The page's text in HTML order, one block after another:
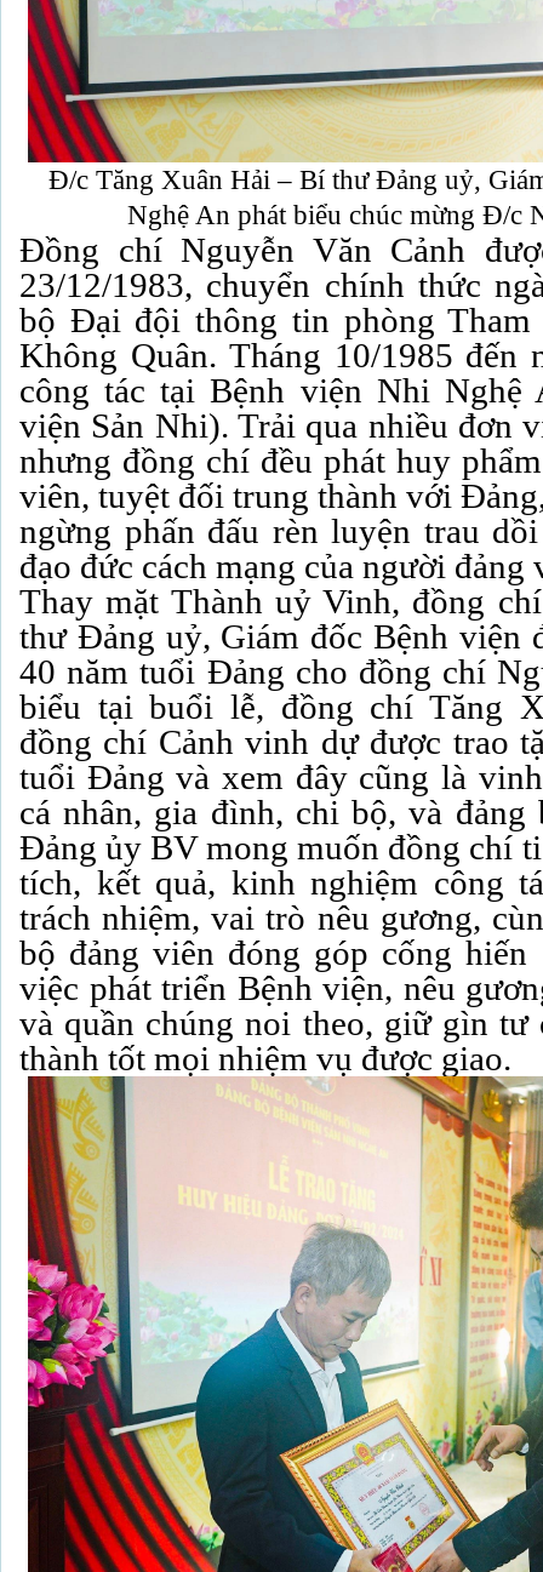
Đ/c Tăng Xuân Hải – Bí thư Đảng uỷ,
Nghệ An phát biểu chúc mừng Đ/c
Đồng chí Nguyễn Văn Cảnh
23/12/1983, chuyển chính thức
bộ Đại đội thông tin phòng
Không Quân. Tháng 10/1985 đến
công tác tại Bệnh viện Nhi Nghệ
viện Sản Nhi). Trải qua nhiều đơn
nhưng đồng chí đều phát huy
viên, tuyệt đối trung thành với
ngừng phấn đấu rèn luyện trau
đạo đức cách mạng của người đảng
Thay mặt Thành uỷ Vinh, đồng
thư Đảng uỷ, Giám đốc Bệnh viện
40 năm tuổi Đảng cho đồng chí
biểu tại buổi lễ, đồng chí Tăng
đồng chí Cảnh vinh dự được trao
tuổi Đảng và xem đây cũng là
cá nhân, gia đình, chi bộ, và
Đảng ủy BV mong muốn đồng chí
tích, kết quả, kinh nghiệm công
trách nhiệm, vai trò nêu gương,
bộ đảng viên đóng góp cống
việc phát triển Bệnh viện, nêu
và quần chúng noi theo, giữ gìn tư
thành tốt mọi nhiệm vụ được giao.